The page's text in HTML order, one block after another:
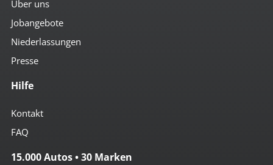
Über uns
Jobangebote
Niederlassungen
Presse
Hilfe
Kontakt
FAQ
15.000 Autos • 30 Marken